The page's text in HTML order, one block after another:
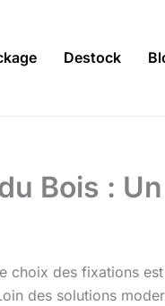
Destock
Bois :
des fixations
des solutions